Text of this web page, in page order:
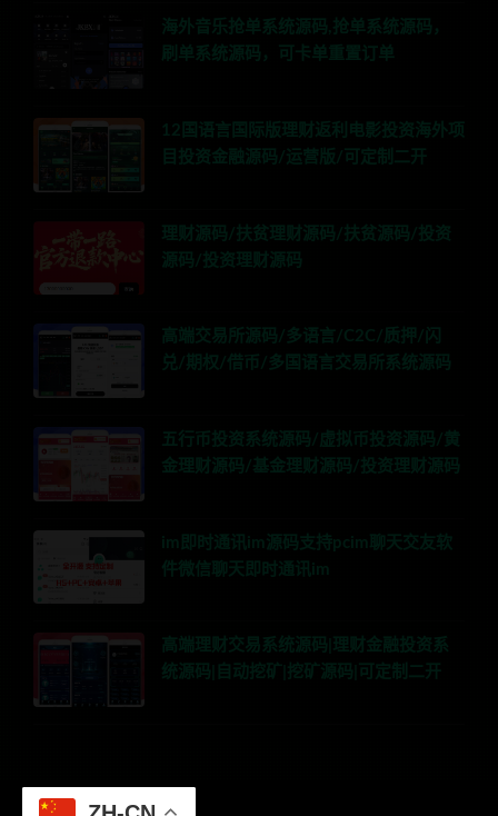
海外音乐抢单系统源码,抢单系统源码，
刷单系统源码，可卡单重置订单
12国语言国际版理财返利电影投资海外项
目投资金融源码/运营版/可定制二开
理财源码/扶贫理财源码/扶贫源码/投资
源码/投资理财源码
高端交易所源码/多语言/C2C/质押/闪
兑/期权/借币/多国语言交易所系统源码
五行币投资系统源码/虚拟币投资源码/黄
金理财源码/基金理财源码/投资理财源码
im即时通讯im源码支持pcim聊天交友软
件微信聊天即时通讯im
高端理财交易系统源码|理财金融投资系
统源码|自动挖矿|挖矿源码|可定制二开